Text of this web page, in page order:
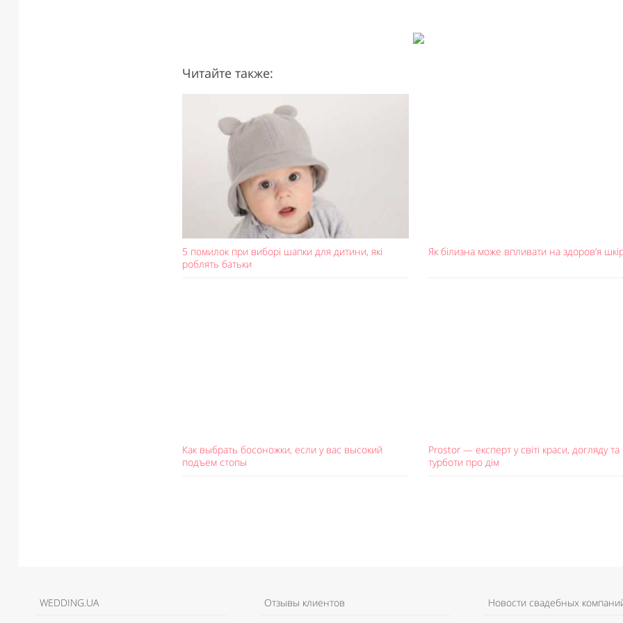
Читайте также:
5 помилок при виборі шапки для дитини, які
роблять батьки
Як білизна може впливати на здоров’я
Как выбрать босоножки, если у вас высокий
подъем стопы
Prostor — експерт у світі краси, догляду та
турботи про дім
WEDDING.UA
Отзывы клиентов
Новости свадебных